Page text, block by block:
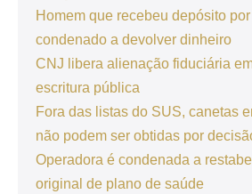
Homem que recebeu depósito
condenado a devolver dinheiro
CNJ libera alienação fiduciária
escritura pública
Fora das listas do SUS, canetas
não podem ser obtidas por
Operadora é condenada a
original de plano de saúde